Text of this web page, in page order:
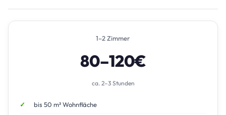
1–2 Zimmer
80–120€
ca. 2–3 Stunden
bis 50 m² Wohnfläche